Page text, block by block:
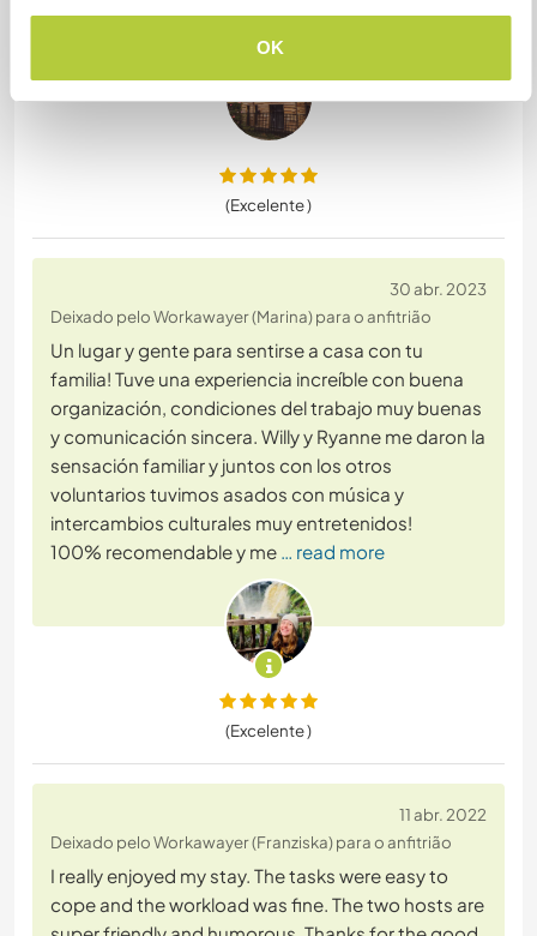
OK
(Excelente )
30 abr. 2023
Deixado pelo Workawayer (Marina) para o anfitrião
Un lugar y gente para sentirse a casa con tu
familia! Tuve una experiencia increíble con buena
organización, condiciones del trabajo muy buenas
y comunicación sincera. Willy y Ryanne me daron la
sensación familiar y juntos con los otros
voluntarios tuvimos asados con música y
intercambios culturales muy entretenidos!
100% recomendable y me … read more
(Excelente )
11 abr. 2022
Deixado pelo Workawayer (Franziska) para o anfitrião
I really enjoyed my stay. The tasks were easy to
cope and the workload was fine. The two hosts are